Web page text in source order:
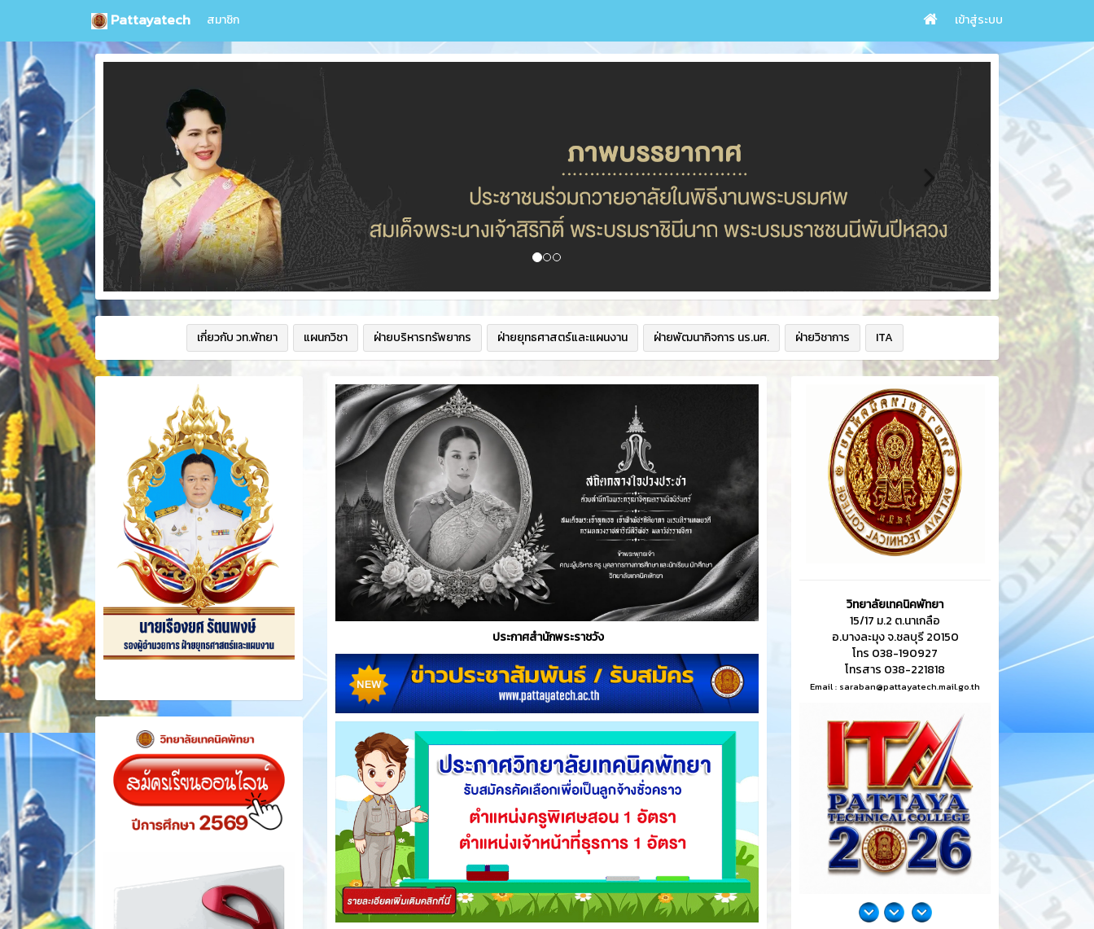
Pattayatech สมาชิก เข้าสู่ระบบ
เกี่ยวกับ วท.พัทยา แผนกวิชา ฝ่ายบริหารทรัพยากร ฝ่ายยุทธศาสตร์และแผนงาน ฝ่ายพัฒนากิจการ นร.นศ. ฝ่ายวิชาการ ITA
ประกาศสำนักพระราชวัง
วิทยาลัยเทคนิคพัทยา
15/17 ม.2 ต.นาเกลือ
อ.บางละมุง จ.ชลบุรี 20150
โทร 038-190927
โทรสาร 038-221818
Email : saraban@pattayatech.mail.go.th